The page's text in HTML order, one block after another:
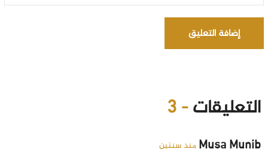
إضافة التعليق
التعليقات- 3
Musa Munib منذ سنتين